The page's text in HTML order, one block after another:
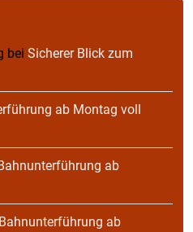
bei Sicherer Blick zum
ab Montag voll
ab
ab